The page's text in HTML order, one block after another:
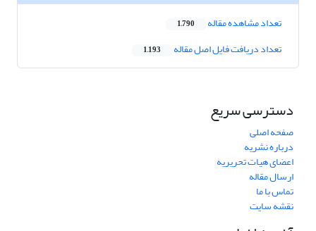
تعداد مشاهده مقاله 1,790
تعداد دریافت فایل اصل مقاله 1,193
دسترسی سریع
صفحه اصلی
درباره نشریه
اعضای هیات تحریریه
ارسال مقاله
تماس با ما
نقشه سایت